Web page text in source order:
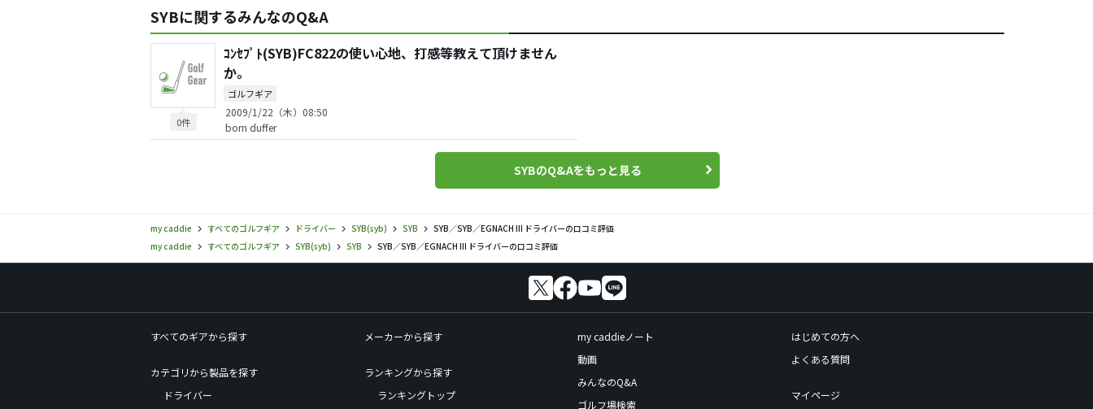
SYBに関するみんなのQ&A
0件
ｺﾝｾﾌﾟﾄ(SYB)FC822の使い心地、打感等教えて頂けません
か。
ゴルフギア
2009/1/22（木）08:50
born duffer
SYBのQ&Aをもっと見る
my caddie すべてのゴルフギア ドライバー SYB(syb) SYB
SYB／SYB／EGNACH III ドライバーの口コミ評価
my caddie
すべてのゴルフギア SYB(syb) SYB SYB／SYB／EGNACH III ドライバーの口コミ評価
すべてのギアから探す
カテゴリから製品を探す
ドライバー
メーカーから探す
ランキングから探す
ランキングトップ
my caddieノート
動画
みんなのQ&A
ゴルフ場検索
はじめての方へ
よくある質問
マイページ